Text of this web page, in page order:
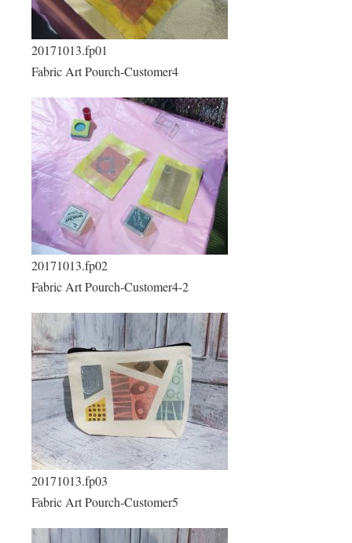
20171013.fp01
Fabric Art Pourch-Customer4
20171013.fp02
Fabric Art Pourch-Customer4-2
20171013.fp03
Fabric Art Pourch-Customer5